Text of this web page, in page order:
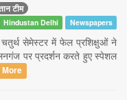
टीम
Hindustan Delhi Newspapers
सेमेस्टर में फेल प्रशिक्षुओं ने
एलनगंज पर प्रदर्शन करते हुए स्पेशल
More